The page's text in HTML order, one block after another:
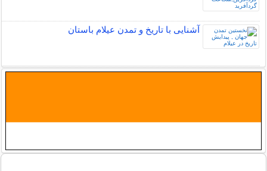
آشنایی با تاریخ و تمدن عیلام باستان